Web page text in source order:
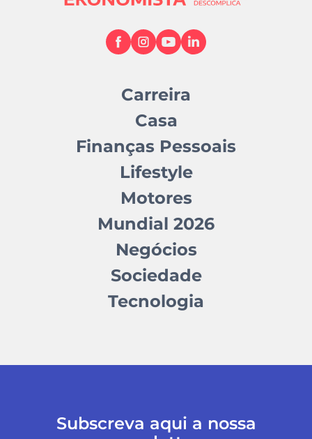
Carreira
Casa
Finanças Pessoais
Lifestyle
Motores
Mundial 2026
Negócios
Sociedade
Tecnologia
Subscreva aqui a nossa